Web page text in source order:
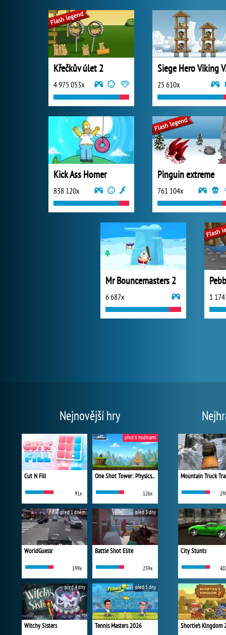
Křečkův úlet 2
4 975 053x 25 610x
Kick Ass Homer
838 120x
Pinguin extreme
761 104x
Mr Bouncemasters 2
6 687x 1
Nejnovější hry
Cut N Fill
91x
One Shot Tower: Physics Destroyer
126x
před 6 hodinami
WorldGuessr
199x
před 1 dnem
Battle Shot Elite
259x
před 3 dny
Witchy Sisters
před 4 dny
Tennis Masters 2026
před 5 dny
Mountain Truck
City Stunts
Shortie's Kingdom